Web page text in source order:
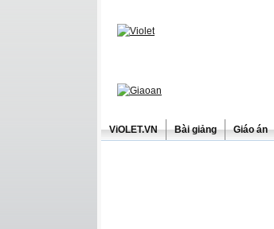
ViOLET.VN Bài giảng Giáo án